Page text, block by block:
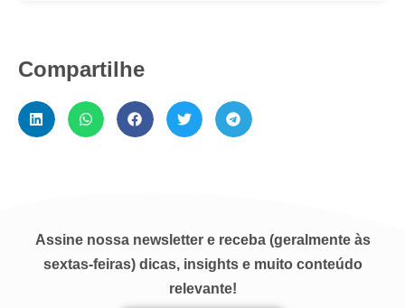
Compartilhe
Assine nossa newsletter e receba (geralmente às
sextas-feiras) dicas, insights e muito conteúdo
relevante!